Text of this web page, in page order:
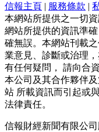
信報主頁 | 服務條款 |
本網站所提供之一切
網站所提供的資訊準
確無誤。本網站刊載
業意見、診斷或治理
有任何疑問， 請向合
本公司及其合作夥伴
站 所載資訊而引起或
法律責任。
信報財經新聞有限公